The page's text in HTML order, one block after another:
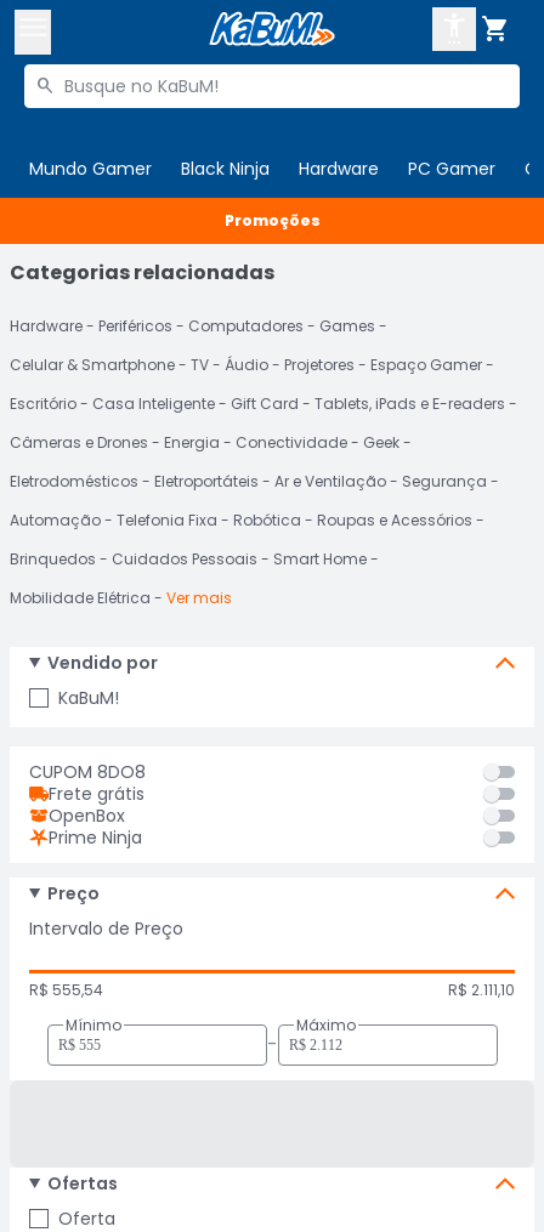

Buscar produtos

Mundo Gamer Black Ninja Hardware PC Gamer
Olá. Acesse sua conta
 Departamentos
Cupons
Ativar tradutor em libras
ENTRE
CADASTRE-SE
Promoções
Categorias relacionadas
Hardware Periféricos Computadores
Games
Celular & Smartphone
TV Áudio Projetores
Espaço Gamer
Escritório
Casa Inteligente Gift Card
Tablets, iPads e E-readers
Câmeras e Drones
Energia Conectividade
Geek
Eletrodomésticos
Eletroportáteis Ar e Ventilação
Segurança
Automação
Telefonia Fixa Robótica
Roupas e Acessórios
Brinquedos
Cuidados Pessoais
Smart Home
Mobilidade Elétrica
Ver mais
Vendido por
KaBuM!
CUPOM 8DO8
Frete grátis
OpenBox
Prime Ninja
Preço
Intervalo de Preço
R$ 555,54
R$ 2.111,10
Mínimo
-
Máximo
Ofertas
Oferta